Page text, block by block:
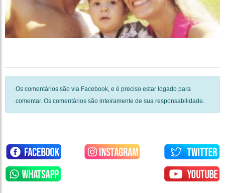
Os comentários são via Facebook, e é preciso estar logado para
comentar. Os comentários são inteiramente de sua responsabilidade.